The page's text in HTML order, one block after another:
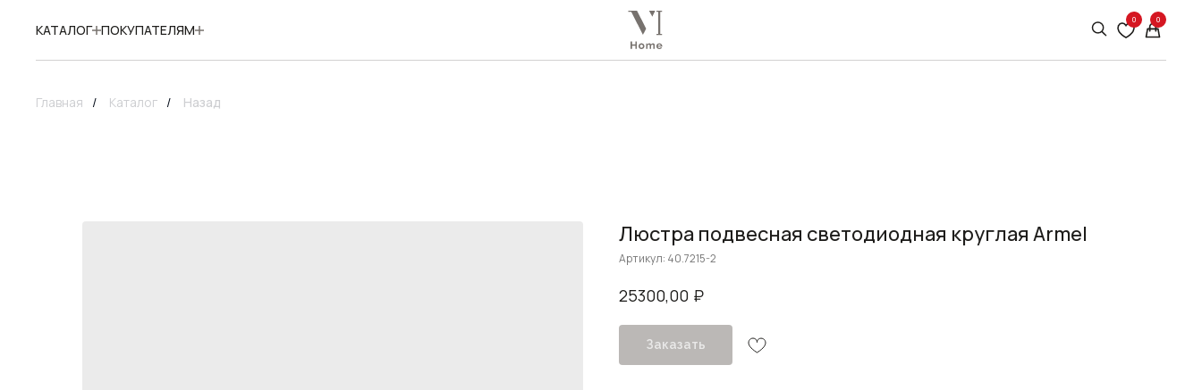
КАТАЛОГ ПОКУПАТЕЛЯМ
0 0
Главная / Каталог / Назад
Люстра подвесная светодиодная круглая Armel
Артикул: 40.7215-2
25300,00 ₽
Заказать